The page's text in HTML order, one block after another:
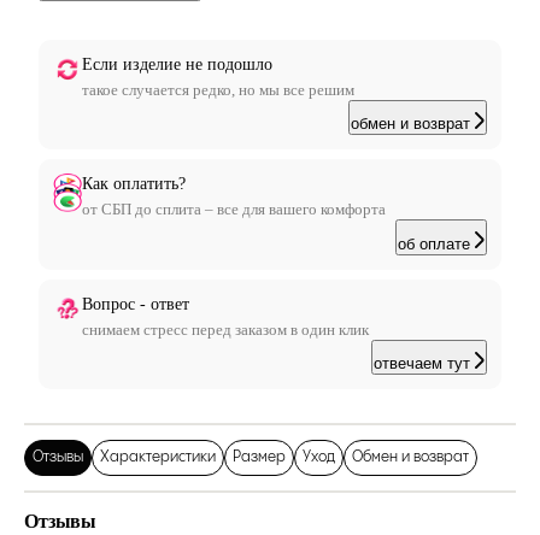
Если изделие не подошло
такое случается редко, но мы все решим
обмен и возврат
Как оплатить?
от СБП до сплита – все для вашего комфорта
об оплате
Вопрос - ответ
снимаем стресс перед заказом в один клик
отвечаем тут
Отзывы Характеристики Размер Уход Обмен и возврат
Отзывы